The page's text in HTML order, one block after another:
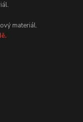
materiál.